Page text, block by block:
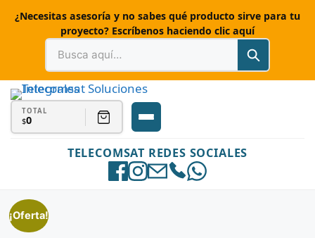
¿Necesitas asesoría y no sabes qué producto sirve para tu
proyecto? Escríbenos haciendo clic aquí
TELECOMSAT REDES SOCIALES
TOTAL
$0
¡Oferta!